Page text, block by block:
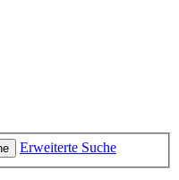
Erweiterte Suche